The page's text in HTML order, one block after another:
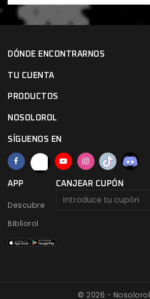
DÓNDE ENCONTRARNOS
TU CUENTA
PRODUCTOS
NOSOLOROL
SÍGUENOS EN
APP
Descubre
Bibliorol
CANJEAR CUPÓN
© 2026 - Nosolorol